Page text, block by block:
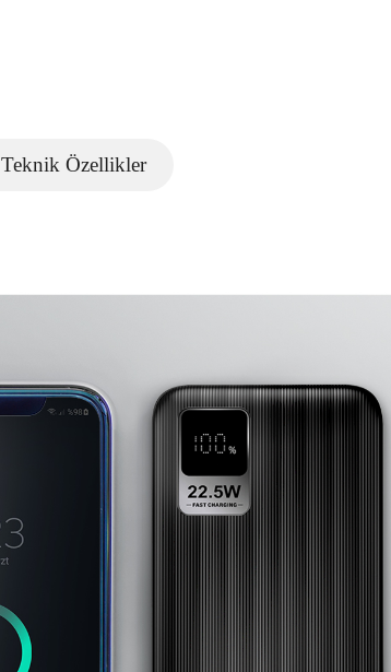
Teknik Özellikler